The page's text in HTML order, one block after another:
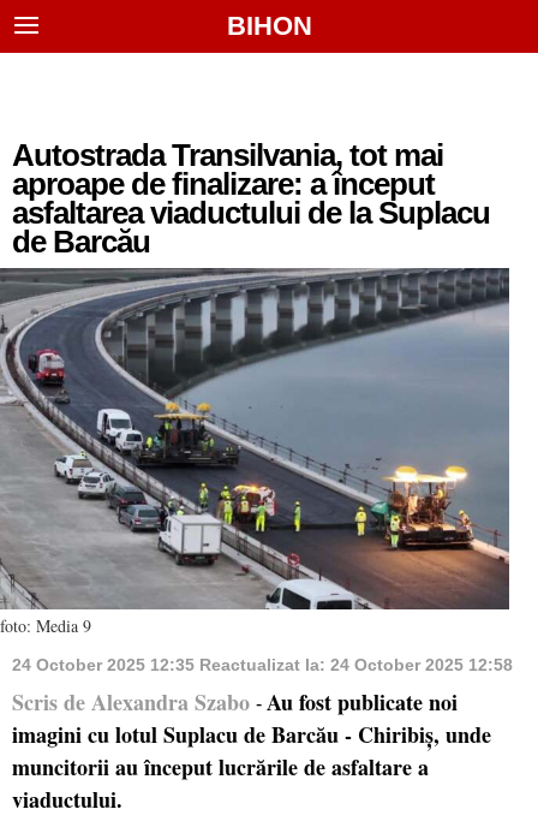
BIHON
Autostrada Transilvania, tot mai
aproape de finalizare: a început
asfaltarea viaductului de la Suplacu
de Barcău
foto: Media 9
24 October 2025 12:35 Reactualizat la: 24 October 2025 12:58
Scris de Alexandra Szabo - Au fost publicate noi
imagini cu lotul Suplacu de Barcău - Chiribiș, unde
muncitorii au început lucrările de asfaltare a
viaductului.